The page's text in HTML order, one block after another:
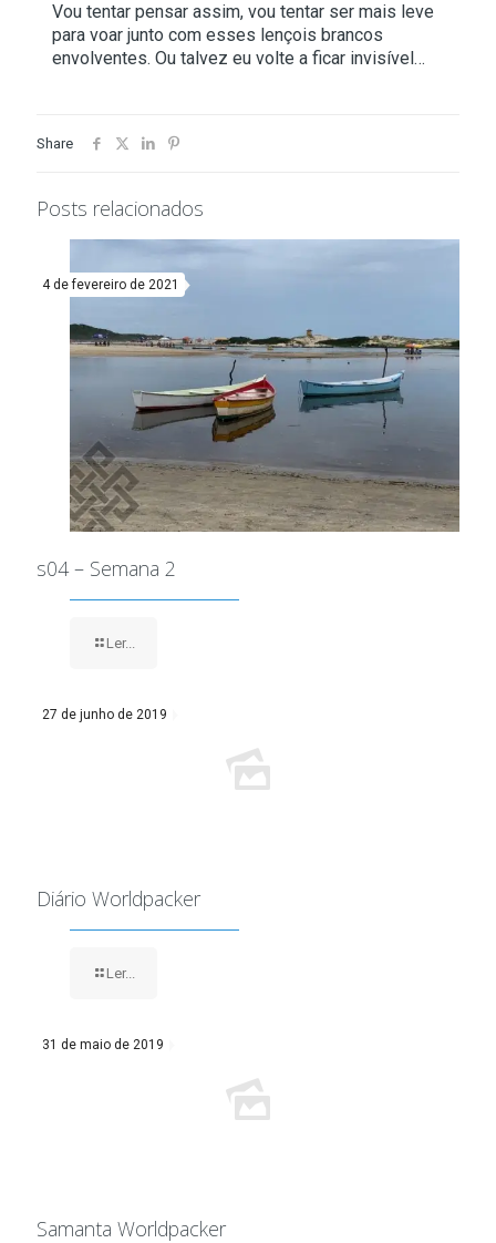
Vou tentar pensar assim, vou tentar ser mais leve
para voar junto com esses lençois brancos
envolventes. Ou talvez eu volte a ficar invisível…
Share
Posts relacionados
4 de fevereiro de 2021
s04 – Semana 2
Ler...
27 de junho de 2019
Diário Worldpacker
Ler...
31 de maio de 2019
Samanta Worldpacker